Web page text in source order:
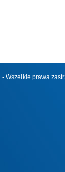
Wszelkie prawa